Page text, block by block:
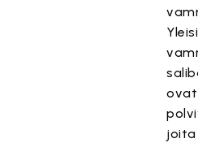
ovat
joita